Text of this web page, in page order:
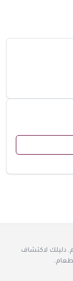
دليلك لاكتشاف